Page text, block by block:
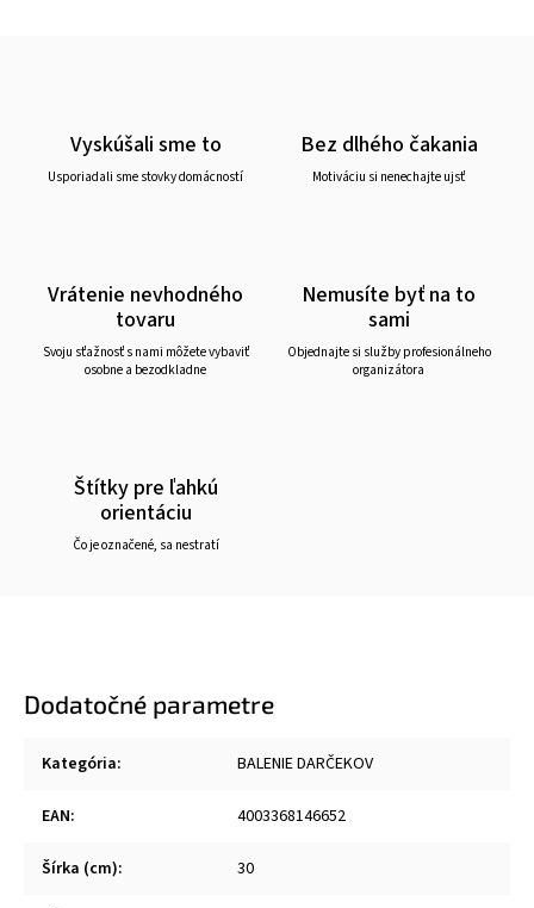
Vyskúšali sme to
Usporiadali sme stovky domácností
Bez dlhého čakania
Motiváciu si nenechajte ujsť
Vrátenie nevhodného
tovaru
Svoju sťažnosť s nami môžete vybaviť
osobne a bezodkladne
Nemusíte byť na to
sami
Objednajte si služby profesionálneho
organizátora
Štítky pre ľahkú
orientáciu
Čo je označené, sa nestratí
Dodatočné parametre
Kategória: BALENIE DARČEKOV
EAN: 4003368146652
Šírka (cm): 30